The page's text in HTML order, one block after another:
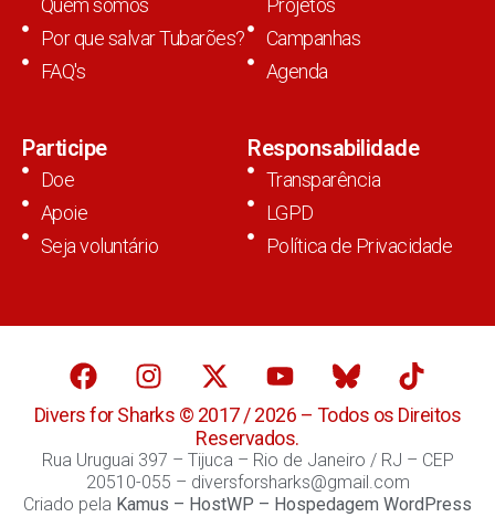
Quem somos
Por que salvar Tubarões?
FAQ's
Projetos
Campanhas
Agenda
Participe
Doe
Apoie
Seja voluntário
Responsabilidade
Transparência
LGPD
Política de Privacidade
Divers for Sharks © 2017 / 2026 – Todos os Direitos
Reservados.
Rua Uruguai 397 – Tijuca – Rio de Janeiro / RJ – CEP
20510-055 – diversforsharks@gmail.com
Criado pela Kamus – HostWP – Hospedagem WordPress